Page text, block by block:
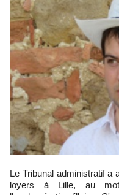
Le Tribunal administratif a
loyers à Lille, au